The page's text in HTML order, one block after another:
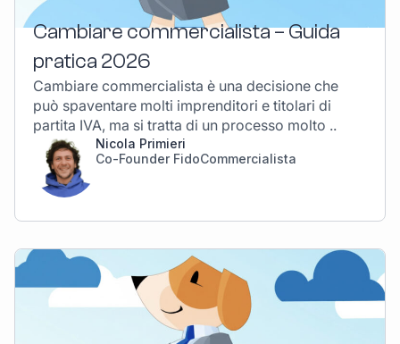
Cambiare commercialista – Guida
pratica 2026
Cambiare commercialista è una decisione che
può spaventare molti imprenditori e titolari di
partita IVA, ma si tratta di un processo molto ..
Nicola Primieri
Co-Founder FidoCommercialista